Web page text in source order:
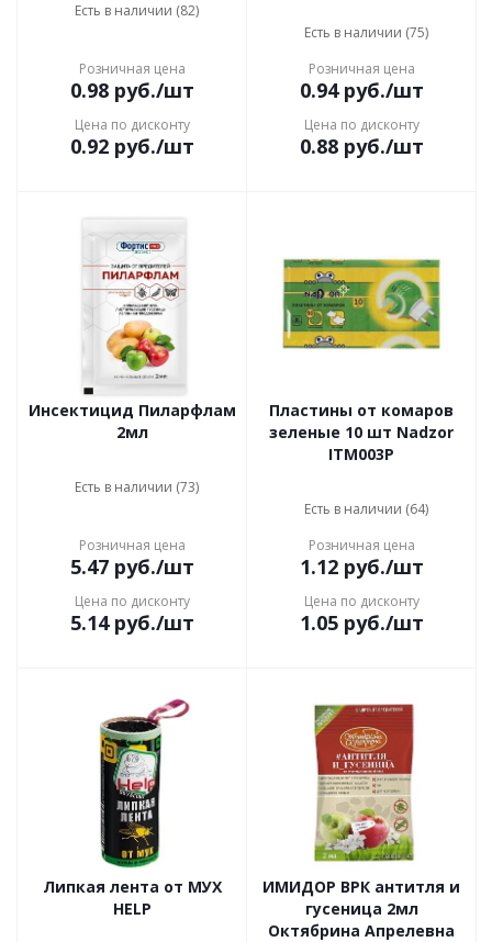
Есть в наличии (82)
Розничная цена
0.98руб./шт
Цена по дисконту
0.92руб./шт
Есть в наличии (75)
Розничная цена
0.94руб./шт
Цена по дисконту
0.88руб./шт
Инсектицид Пиларфлам
2мл
Есть в наличии (73)
Розничная цена
5.47руб./шт
Цена по дисконту
5.14руб./шт
Пластины от комаров
зеленые 10 шт Nadzor
ITM003P
Есть в наличии (64)
Розничная цена
1.12руб./шт
Цена по дисконту
1.05руб./шт
Липкая лента от МУХ
HELP
ИМИДОР ВРК антитля и
гусеница 2мл
Октябрина Апрелевна